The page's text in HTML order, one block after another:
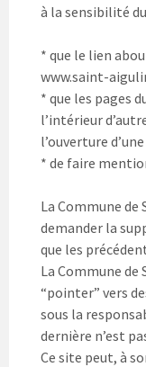
à la sensibilité
* que le lien
www.saint-
* que les pages
l’intérieur
l’ouverture
* de faire
La Commune
demander la
que les
La Commune
“pointer” vers
sous la
dernière n’est
Ce site peut, à